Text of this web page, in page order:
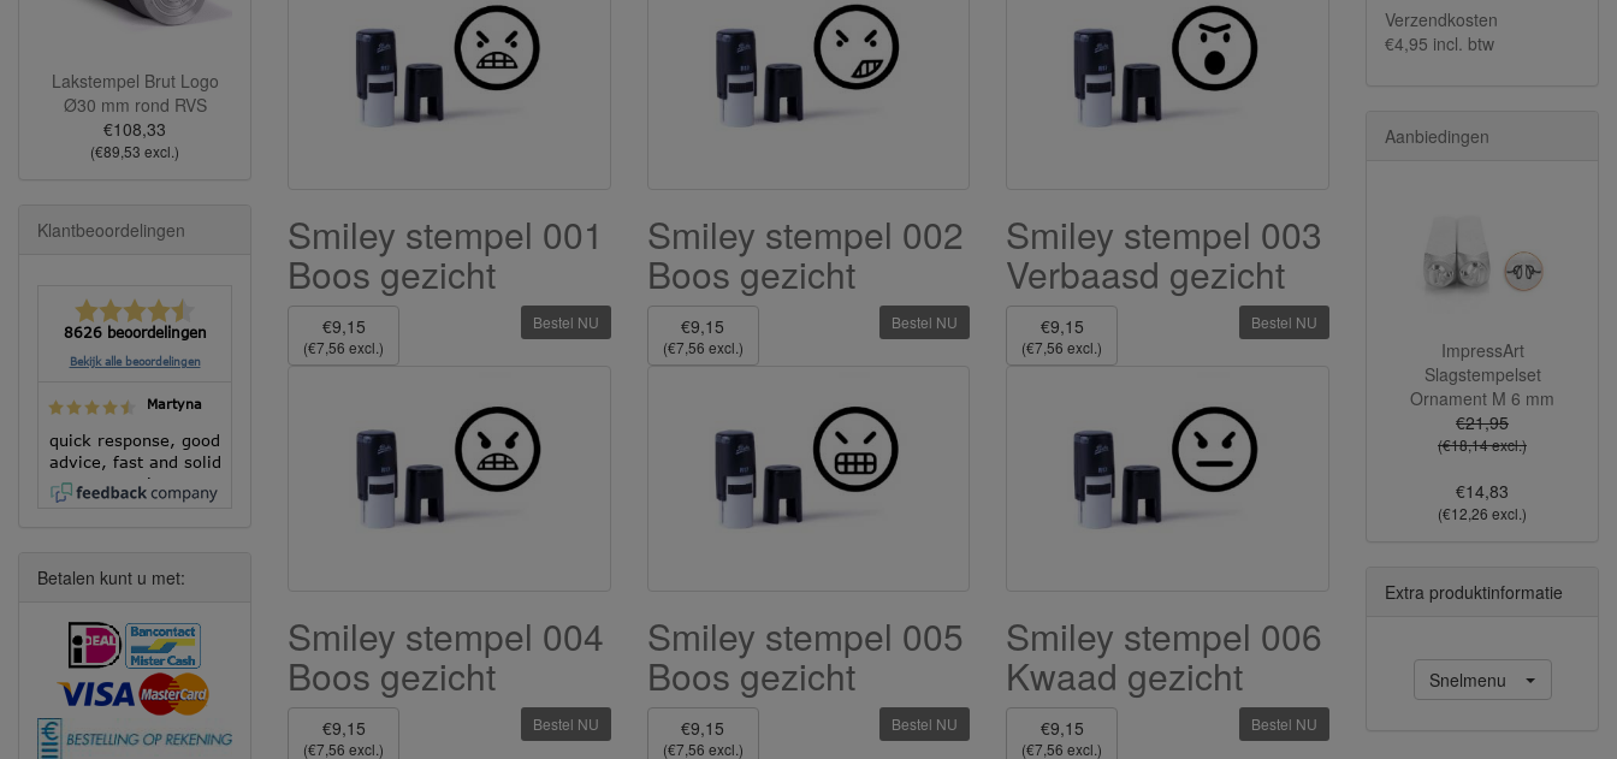
Smiley stempel 001
Boos gezicht
€9,15
(€7,56 excl.)
Bestel NU
Smiley stempel 002
Boos gezicht
€9,15
(€7,56 excl.)
Bestel NU
Smiley stempel 003
Verbaasd gezicht
€9,15
(€7,56 excl.)
Bestel NU
Smiley stempel 004
Boos gezicht
€9,15
(€7,56 excl.)
Bestel NU
Smiley stempel 005
Boos gezicht
€9,15
(€7,56 excl.)
Bestel NU
Smiley stempel 006
Kwaad gezicht
€9,15
(€7,56 excl.)
Bestel NU
Lakstempel Brut Logo
Ø30 mm rond RVS
€108,33
(€89,53 excl.)
Klantbeoordelingen
8626 beoordelingen
Bekijk alle beoordelingen
Martyna
quick response, good
advice, fast and solid
execution!
Betalen kunt u met:
Verzendkosten
€4,95 incl. btw
Aanbiedingen
ImpressArt
Slagstempelset
Ornament M 6 mm
€21,95
(€18,14 excl.)
€14,83
(€12,26 excl.)
Extra produktinformatie
Snelmenu